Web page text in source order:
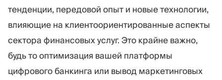
тенденции, передовой опыт и новые технологии,
влияющие на клиентоориентированные аспекты
сектора финансовых услуг. Это крайне важно,
будь то оптимизация вашей платформы
цифрового банкинга или вывод маркетинговых